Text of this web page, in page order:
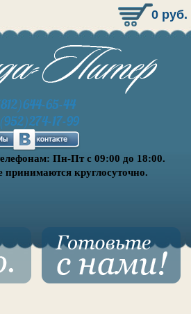
0 руб.
65-44
17-99
Пн-Пт с 09:00 до 18:00.
принимаются круглосуточно.